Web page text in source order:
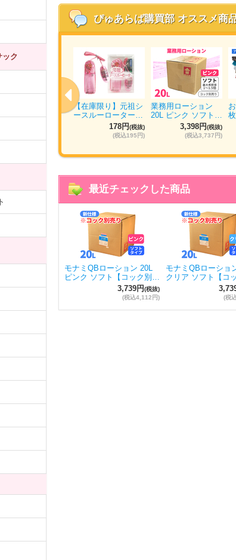
ック
ぴゅあらば購買部 オススメ商
ブルー ペパ…
【在庫限り】元祖シ
ースルーローター…
178円(税抜)
(税込195円)
業務用ローション
20L ピンク ソフト…
3,398円(税抜)
(税込3,737円)
最近チェックした商品
モナミQBローション 20L
ピンク ソフト【コック別…
3,739円(税抜)
(税込4,112円)
モナミQBローショ
クリア ソフト【コ
(税